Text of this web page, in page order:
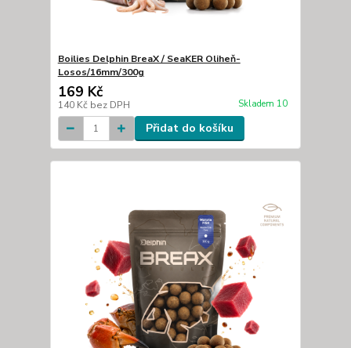
Boilies Delphin BreaX / SeaKER Oliheň-
Losos/16mm/300g
169 Kč
140 Kč bez DPH Skladem 10
Přidat do košíku